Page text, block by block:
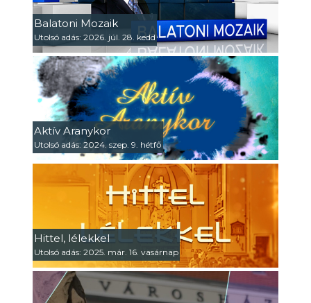
Balatoni Mozaik
Utolsó adás: 2026. júl. 28. kedd
Aktív Aranykor
Utolsó adás: 2024. szep. 9. hétfő
Hittel, lélekkel
Utolsó adás: 2025. már. 16. vasárnap